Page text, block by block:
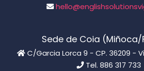
Sede de Coia
C/Garcia Lorca 9 - CP. 36209 -
Tel. 886 317 733